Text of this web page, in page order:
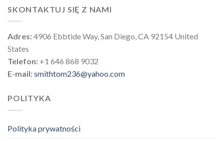
SKONTAKTUJ SIĘ Z NAMI
Adres:4906 Ebbtide Way, San Diego, CA 92154 United
States
Telefon: +1 646 868 9032
E-mail:smithtom236@yahoo.com
POLITYKA
Polityka prywatności